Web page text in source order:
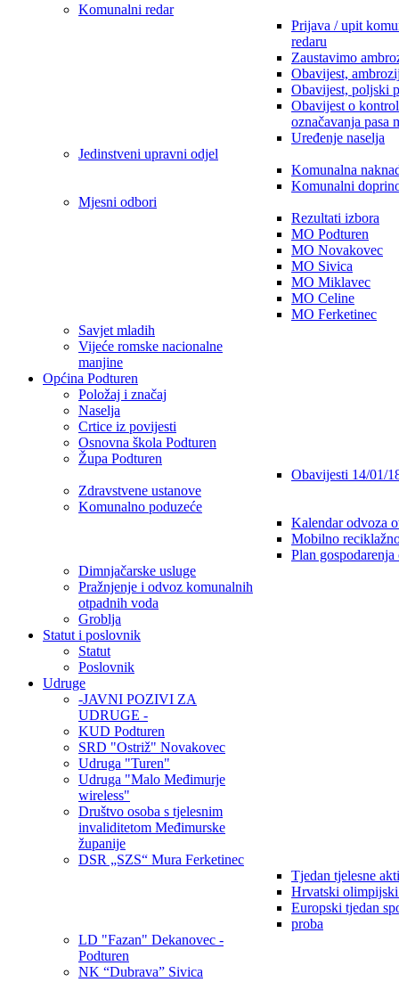
Komunalni redar
Prijava / upit
redaru
Zaustavimo
Obavijest,
Obavijest, poljski
Obavijest o
označavanja pasa
Uređenje naselja
Jedinstveni upravni odjel
Komunalna
Komunalni
Mjesni odbori
Rezultati izbora
MO Podturen
MO Novakovec
MO Sivica
MO Miklavec
MO Celine
MO Ferketinec
Savjet mladih
Vijeće romske nacionalne
manjine
Općina Podturen
Položaj i značaj
Naselja
Crtice iz povijesti
Osnovna škola Podturen
Župa Podturen
Obavijesti 14/01/
Zdravstvene ustanove
Komunalno poduzeće
Kalendar odvoza
Mobilno
Plan gospodarenja
Dimnjačarske usluge
Pražnjenje i odvoz komunalnih
otpadnih voda
Groblja
Statut i poslovnik
Statut
Poslovnik
Udruge
-JAVNI POZIVI ZA
UDRUGE -
KUD Podturen
SRD "Ostriž" Novakovec
Udruga "Turen"
Udruga "Malo Međimurje
wireless"
Društvo osoba s tjelesnim
invaliditetom Međimurske
županije
DSR „SZS“ Mura Ferketinec
Tjedan tjelesne
Hrvatski
Europski tjedan
proba
LD "Fazan" Dekanovec -
Podturen
NK “Dubrava” Sivica